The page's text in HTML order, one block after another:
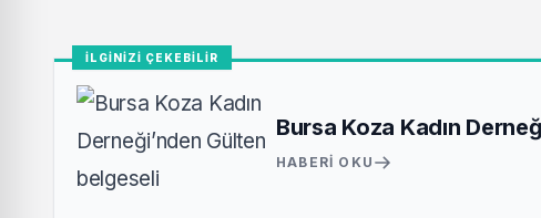
İLGİNİZİ ÇEKEBİLİR
Bursa Koza Kadın
HABERI OKU